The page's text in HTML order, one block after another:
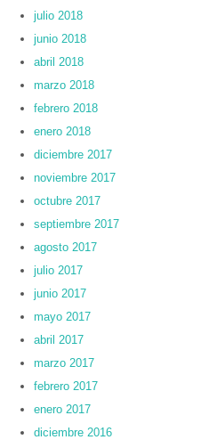
julio 2018
junio 2018
abril 2018
marzo 2018
febrero 2018
enero 2018
diciembre 2017
noviembre 2017
octubre 2017
septiembre 2017
agosto 2017
julio 2017
junio 2017
mayo 2017
abril 2017
marzo 2017
febrero 2017
enero 2017
diciembre 2016